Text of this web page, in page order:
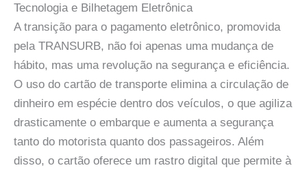
Tecnologia e Bilhetagem Eletrônica
A transição para o pagamento eletrônico, promovida
pela TRANSURB, não foi apenas uma mudança de
hábito, mas uma revolução na segurança e eficiência.
O uso do cartão de transporte elimina a circulação de
dinheiro em espécie dentro dos veículos, o que agiliza
drasticamente o embarque e aumenta a segurança
tanto do motorista quanto dos passageiros. Além
disso, o cartão oferece um rastro digital que permite à